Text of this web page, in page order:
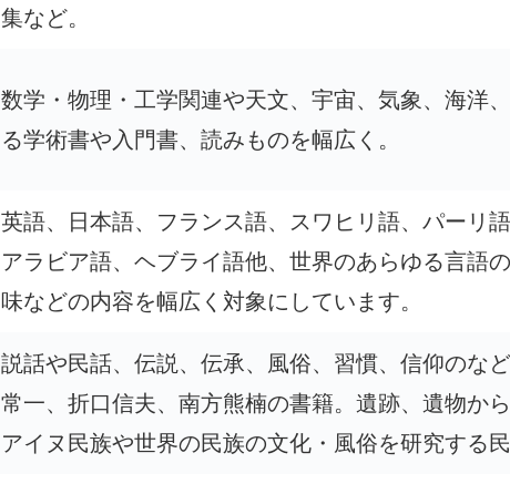
集など。
数学・物理・工学関連や天文、宇宙、気象、海洋
る学術書や入門書、読みものを幅広く。
英語、日本語、フランス語、スワヒリ語、パーリ語
アラビア語、ヘブライ語他、世界のあらゆる言語
味などの内容を幅広く対象にしています。
説話や民話、伝説、伝承、風俗、習慣、信仰のな
常一、折口信夫、南方熊楠の書籍。遺跡、遺物から
アイヌ民族や世界の民族の文化・風俗を研究する民